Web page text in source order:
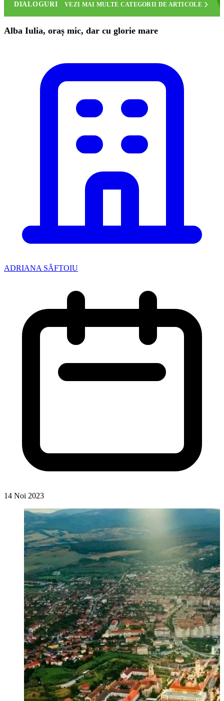
DIALOGURI VEZI MAI MULTE CATEGORII DE ARTICOLE
Alba Iulia, oraș mic, dar cu glorie mare
ADRIANA SĂFTOIU
14 Noi 2023